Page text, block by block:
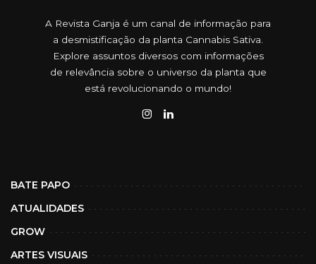
A Revista Ganja é um canal de informação para
a desmistificação da planta Cannabis Sativa.
Explore assuntos diversos com informações
de relevância sobre o universo da planta que
está revolucionando o mundo!
BATE PAPO
ATUALIDADES
GROW
ARTES VISUAIS